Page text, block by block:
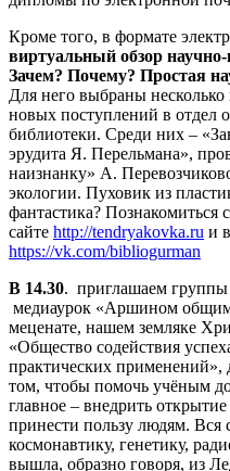
Кроме того, в формате
виртуальный обзор
Зачем? Почему? Простая
Для него выбраны несколько
новых поступлений в отдел
библиотеки. Среди них –
эрудита Я. Перельмана»,
наизнанку» А.
экологии. Пуховик из
фантастика? Познакомиться
сайте http://tendryakovka.ru и
https://vk.com/bibliogurman
В 14.30. приглашаем группы
медиаурок «Аршином
меценате, нашем земляке
«Общество содействия
практических применений»,
том, чтобы помочь учёным
главное – внедрить
принести пользу людям. Вся
космонавтику, генетику,
вышла, образно говоря, из